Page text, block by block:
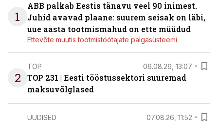
1
ABB palkab Eestis tänavu veel 90 inimest.
Juhid avavad plaane: suurem seisak on läbi,
uue aasta tootmismahud on ette müüdud
Ettevõte muutis tootmistöötajate palgasüsteemi
2
TOP 06.08.26, 13:07
TOP 231 | Eesti tööstussektori suuremad
maksuvõlglased
UUDISED 07.08.26, 11:52